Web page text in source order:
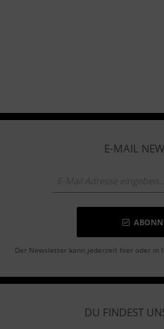
E-MAIL
Der Newsletter kann jederzeit hier oder in
DU FINDEST